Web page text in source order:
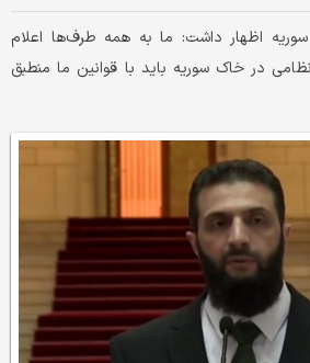
اظهار داشت: ما به همه طرف‌ها اعلام
در خاک سوریه باید با قوانین ما منطبق